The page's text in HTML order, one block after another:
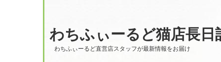
わちふぃーるど猫店長日
わちふぃーるど直営店スタッフが最新情報をお届け